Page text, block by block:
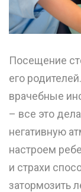
Посещение
его
врачебные
– все это
негативную
настроем
и страхи
затормозить